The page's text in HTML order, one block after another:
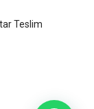
Teslim